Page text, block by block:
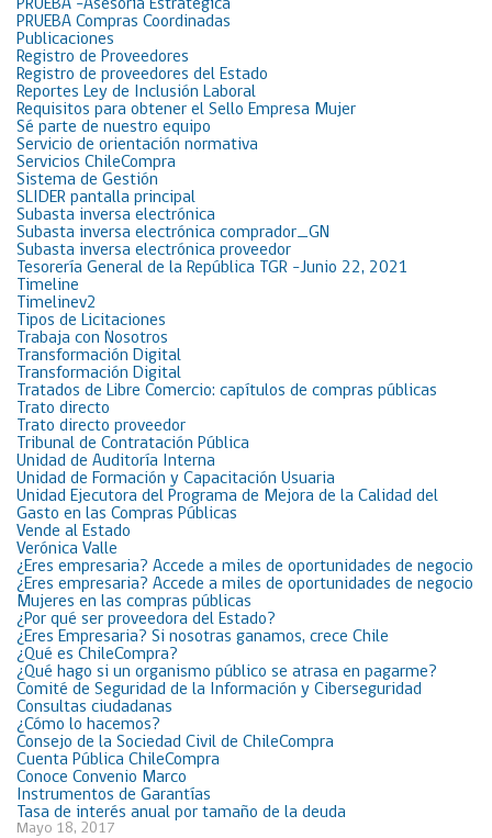
PRUEBA -Asesoría Estratégica
PRUEBA Compras Coordinadas
Publicaciones
Registro de Proveedores
Registro de proveedores del Estado
Reportes Ley de Inclusión Laboral
Requisitos para obtener el Sello Empresa Mujer
Sé parte de nuestro equipo
Servicio de orientación normativa
Servicios ChileCompra
Sistema de Gestión
SLIDER pantalla principal
Subasta inversa electrónica
Subasta inversa electrónica comprador_GN
Subasta inversa electrónica proveedor
Tesorería General de la República TGR -Junio 22, 2021
Timeline
Timelinev2
Tipos de Licitaciones
Trabaja con Nosotros
Transformación Digital
Transformación Digital
Tratados de Libre Comercio: capítulos de compras públicas
Trato directo
Trato directo proveedor
Tribunal de Contratación Pública
Unidad de Auditoría Interna
Unidad de Formación y Capacitación Usuaria
Unidad Ejecutora del Programa de Mejora de la Calidad del
Gasto en las Compras Públicas
Vende al Estado
Verónica Valle
¿Eres empresaria? Accede a miles de oportunidades de negocio
¿Eres empresaria? Accede a miles de oportunidades de negocio
Mujeres en las compras públicas
¿Por qué ser proveedora del Estado?
¿Eres Empresaria? Si nosotras ganamos, crece Chile
¿Qué es ChileCompra?
¿Qué hago si un organismo público se atrasa en pagarme?
Comité de Seguridad de la Información y Ciberseguridad
Consultas ciudadanas
¿Cómo lo hacemos?
Consejo de la Sociedad Civil de ChileCompra
Cuenta Pública ChileCompra
Conoce Convenio Marco
Instrumentos de Garantías
Tasa de interés anual por tamaño de la deuda
Mayo 18, 2017